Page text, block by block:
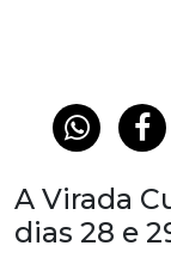
A Virada
dias 28 e